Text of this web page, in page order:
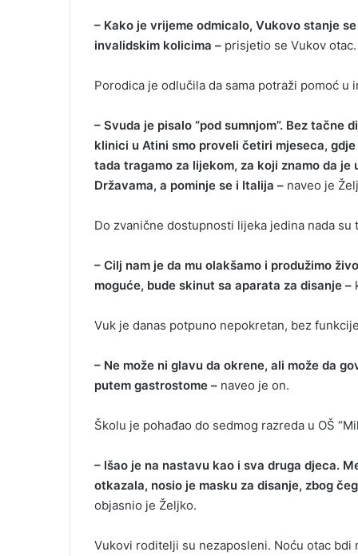
– Kako je vrijeme odmicalo, Vukovo stanje
invalidskim kolicima – prisjetio se Vukov otac.
Porodica je odlučila da sama potraži pomoć u
– Svuda je pisalo “pod sumnjom”. Bez
klinici u Atini smo proveli četiri mjeseca,
tada tragamo za lijekom, za koji znamo da
Državama, a pominje se i Italija – naveo je
Do zvanične dostupnosti lijeka jedina nada
– Cilj nam je da mu olakšamo i produžimo
moguće, bude skinut sa aparata za disanje –
Vuk je danas potpuno nepokretan, bez
– Ne može ni glavu da okrene, ali može da
putem gastrostome – naveo je on.
Školu je pohađao do sedmog razreda u OŠ
– Išao je na nastavu kao i sva druga djeca.
otkazala, nosio je masku za disanje, zbog
objasnio je Željko.
Vukovi roditelji su nezaposleni. Noću otac bdi